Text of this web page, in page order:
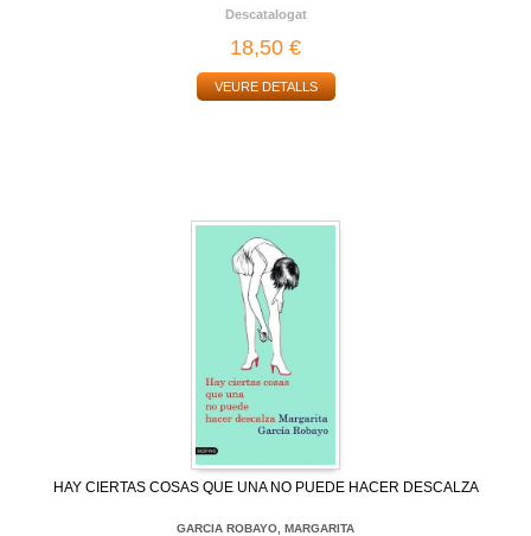
Descatalogat
18,50 €
VEURE DETALLS
HAY CIERTAS COSAS QUE UNA NO PUEDE HACER DESCALZA
GARCIA ROBAYO, MARGARITA